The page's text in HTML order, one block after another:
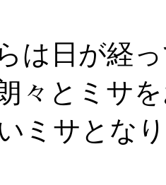
は日が経
々とミサ
ミサとな